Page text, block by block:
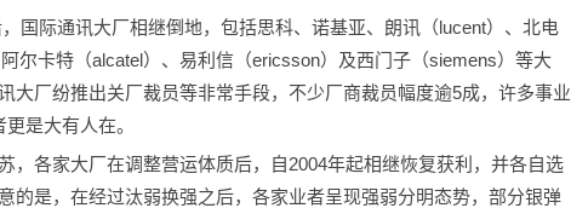
国际通讯大厂相继倒地，包括思科、诺基亚、朗讯（lucent）、北电
尔卡特（alcatel）、易利信（ericsson）及西门子（siemens）等大
大厂纷推出关厂裁员等非常手段，不少厂商裁员幅度逾5成，许多事业
是大有人在。
，各家大厂在调整营运体质后，自2004年起相继恢复获利，并各自选
的是，在经过汰弱换强之后，各家业者呈现强弱分明态势，部分银弹